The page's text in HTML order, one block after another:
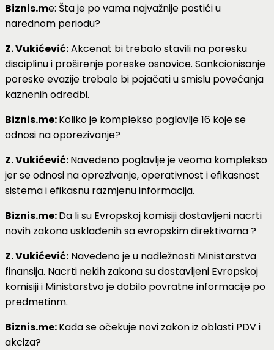
Biznis.me: Šta je po vama najvažnije postići u
narednom periodu?
Z. Vukićević:Akcenat bi trebalo stavili na poresku
disciplinu i proširenje poreske osnovice. Sankcionisanje
poreske evazije trebalo bi pojačati u smislu povećanja
kaznenih odredbi.
Biznis.me:Koliko je komplekso poglavlje 16 koje se
odnosi na oporezivanje?
Z. Vukićević:Navedeno poglavlje je veoma komplekso
jer se odnosi na oprezivanje, operativnost i efikasnost
sistema i efikasnu razmjenu informacija.
Biznis.me:Da li su Evropskoj komisiji dostavljeni nacrti
novih zakona usklađenih sa evropskim direktivama ?
Z. Vukićević: Navedeno je u nadležnosti Ministarstva
finansija. Nacrti nekih zakona su dostavljeni Evropskoj
komisiji i Ministarstvo je dobilo povratne informacije po
predmetinm.
Biznis.me:Kada se očekuje novi zakon iz oblasti PDV i
akciza?